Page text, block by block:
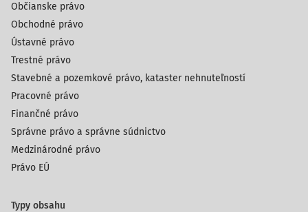
Občianske právo
Obchodné právo
Ústavné právo
Trestné právo
Stavebné a pozemkové právo, kataster nehnuteľností
Pracovné právo
Finančné právo
Správne právo a správne súdnictvo
Medzinárodné právo
Právo EÚ
Typy obsahu